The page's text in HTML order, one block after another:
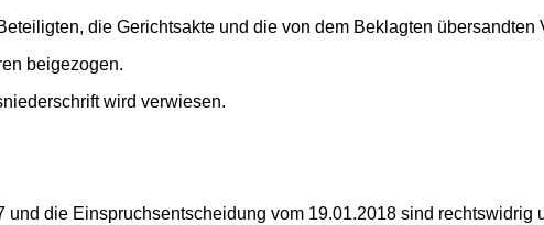
die Gerichtsakte und die von dem Beklagten übersandten
beigezogen.
wird verwiesen.
die Einspruchsentscheidung vom 19.01.2018 sind rechtswidrig